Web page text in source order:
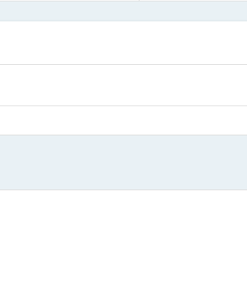
瓷煲汤煲 耐热炖汤锅砂锅炖煲 4.2L 橙红色
哆啦A梦 糖果系列盖碗 多功能陶瓷带盖泡面碗